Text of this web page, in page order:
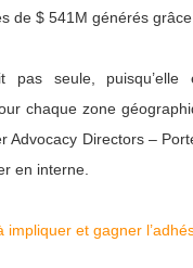
de $ 541M générés
pas seule,
chaque zone
Advocacy Directors –
en interne.
impliquer et gagner